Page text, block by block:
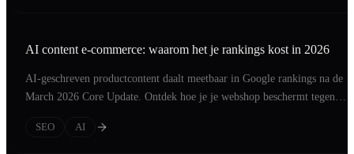
AI content e-commerce: waarom het je rankings kost in 2026
AI-geschreven productcontent daalt meetbaar in Google rankings na de
March 2026 Core Update. Ontdek hoe je je webshop beschermt tegen
SEO
AI